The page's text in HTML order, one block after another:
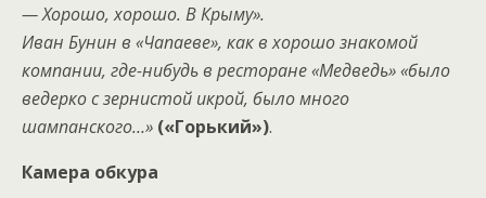
— Хорошо, хорошо. В Крыму».
Иван Бунин в «Чапаеве», как в хорошо знакомой
компании, где-нибудь в ресторане «Медведь» «было
ведерко с зернистой икрой, было много
шампанского…» («Горький»).
Камера обкура